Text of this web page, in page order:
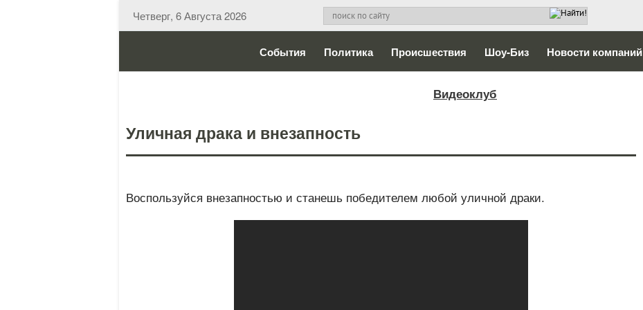
Четверг, 6 Августа 2026
События Политика Происшествия Шоу-Биз Новости компаний
Видеоклуб
Уличная драка и внезапность
Воспользуйся внезапностью и станешь победителем любой уличной драки.